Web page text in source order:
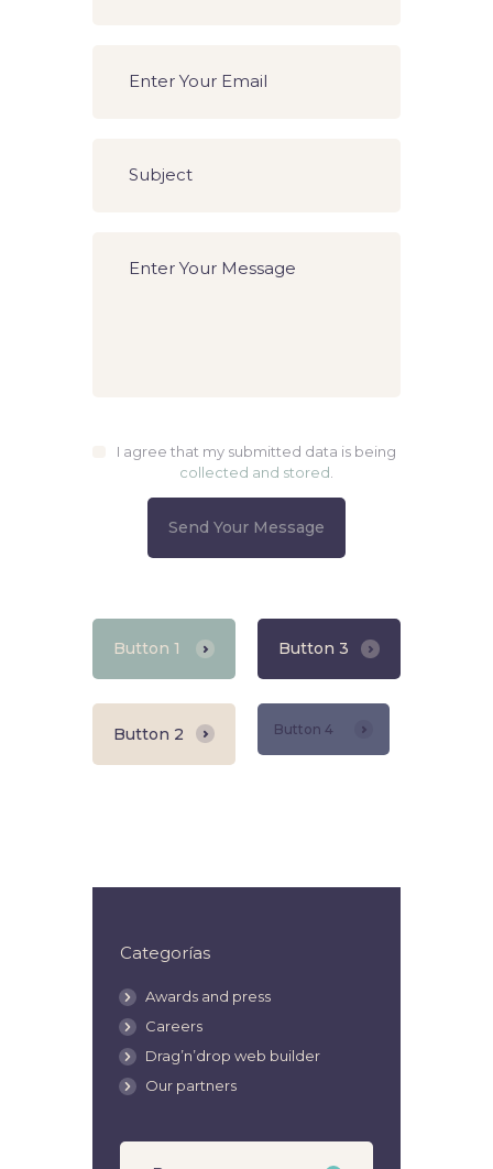
I agree that my submitted data is being
collected and stored
Button 1 Button 3
Button 2 Button 4
Categorías
Awards and press
Careers
Drag’n’drop web builder
Our partners